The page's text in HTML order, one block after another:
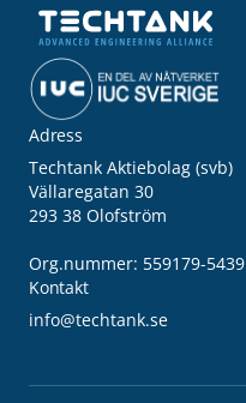
Adress
Techtank Aktiebolag (svb)
Vällaregatan 30
293 38 Olofström
Org.nummer: 559179-5439
Kontakt
info@techtank.se